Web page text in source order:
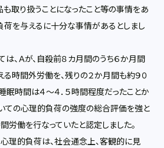
も取り扱うことになったこと等の事情をあ
荷を与えるに十分な事情があるとしまし
、Ａが、自殺前８カ月間のうち６か月間
る時間外労働を、残りの２か月間も約９０
眠時間は４〜４．５時間程度だったことか
ての心理的負荷の強度の総合評価を強と
労働を行なっていたと認定しました。
理的負荷は、社会通念上、客観的に見